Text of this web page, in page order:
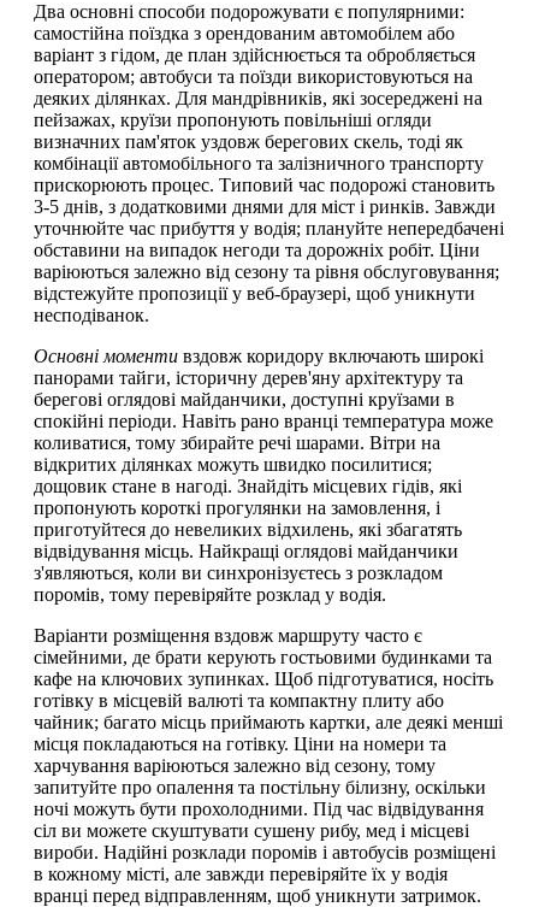
Два основні способи подорожувати є популярними:
самостійна поїздка з орендованим автомобілем або
варіант з гідом, де план здійснюється та обробляється
оператором; автобуси та поїзди використовуються на
деяких ділянках. Для мандрівників, які зосереджені на
пейзажах, круїзи пропонують повільніші огляди
визначних пам'яток уздовж берегових скель, тоді як
комбінації автомобільного та залізничного транспорту
прискорюють процес. Типовий час подорожі становить
3-5 днів, з додатковими днями для міст і ринків. Завжди
уточнюйте час прибуття у водія; плануйте непередбачені
обставини на випадок негоди та дорожніх робіт. Ціни
варіюються залежно від сезону та рівня обслуговування;
відстежуйте пропозиції у веб-браузері, щоб уникнути
несподіванок.
Основні моменти вздовж коридору включають широкі
панорами тайги, історичну дерев'яну архітектуру та
берегові оглядові майданчики, доступні круїзами в
спокійні періоди. Навіть рано вранці температура може
коливатися, тому збирайте речі шарами. Вітри на
відкритих ділянках можуть швидко посилитися;
дощовик стане в нагоді. Знайдіть місцевих гідів, які
пропонують короткі прогулянки на замовлення, і
приготуйтеся до невеликих відхилень, які збагатять
відвідування місць. Найкращі оглядові майданчики
з'являються, коли ви синхронізуєтесь з розкладом
поромів, тому перевіряйте розклад у водія.
Варіанти розміщення вздовж маршруту часто є
сімейними, де брати керують гостьовими будинками та
кафе на ключових зупинках. Щоб підготуватися, носіть
готівку в місцевій валюті та компактну плиту або
чайник; багато місць приймають картки, але деякі менші
місця покладаються на готівку. Ціни на номери та
харчування варіюються залежно від сезону, тому
запитуйте про опалення та постільну білизну, оскільки
ночі можуть бути прохолодними. Під час відвідування
сіл ви можете скуштувати сушену рибу, мед і місцеві
вироби. Надійні розклади поромів і автобусів розміщені
в кожному місті, але завжди перевіряйте їх у водія
вранці перед відправленням, щоб уникнути затримок.